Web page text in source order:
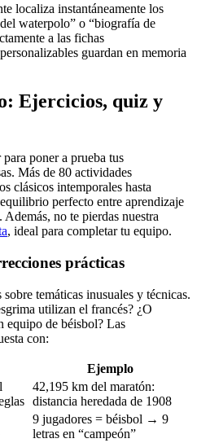
localiza instantáneamente los
waterpolo” o “biografía de
a las fichas
guardan en memoria
Ejercicios, quiz y
poner a prueba tus
Más de 80 actividades
clásicos intemporales hasta
perfecto entre aprendizaje
no te pierdas nuestra
, ideal para completar tu equipo.
prácticas
temáticas inusuales y técnicas.
utilizan el francés? ¿O
equipo de béisbol? Las
con:
Ejemplo
42,195 km del maratón:
distancia heredada de 1908
9 jugadores = béisbol → 9
letras en “campeón”